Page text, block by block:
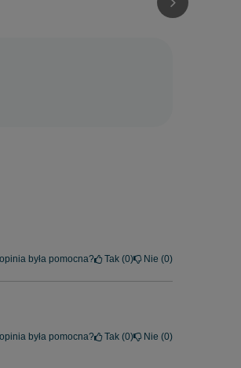
była pomocna? Tak 0 Nie 0
była pomocna? Tak 0 Nie 0